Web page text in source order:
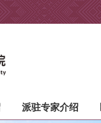
派驻专家介绍